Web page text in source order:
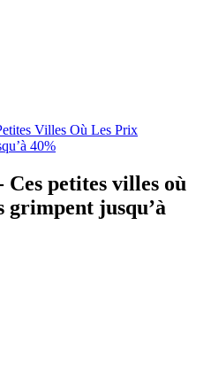
Villes Où Les Prix
40%
petites villes où
jusqu’à